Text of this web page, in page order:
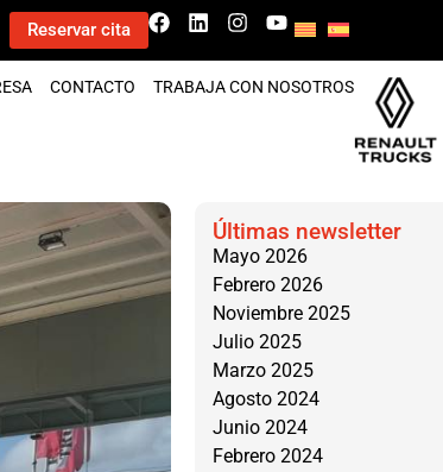
Reservar cita
CONTACTO TRABAJA CON NOSOTROS
Últimas newsletter
Mayo 2026
Febrero 2026
Noviembre 2025
Julio 2025
Marzo 2025
Agosto 2024
Junio 2024
Febrero 2024